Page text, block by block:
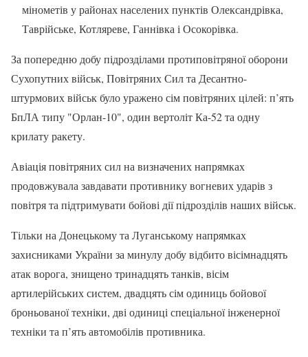
мінометів у районах населених пунктів Олександрівка,
Таврійське, Котляреве, Ганнівка і Осокорівка.
За попередню добу підрозділами протиповітряної оборони
Сухопутних військ, Повітряних Сил та Десантно-
штурмових військ було уражено сім повітряних цілей: п’ять
БпЛА типу "Орлан-10", один вертоліт Ка-52 та одну
крилату ракету.
Авіація повітряних сил на визначених напрямках
продовжувала завдавати противнику вогневих ударів з
повітря та підтримувати бойові дії підрозділів наших військ.
Тільки на Донецькому та Луганському напрямках
захисниками України за минулу добу відбито вісімнадцять
атак ворога, знищено тринадцять танків, вісім
артилерійських систем, двадцять сім одиниць бойової
броньованої техніки, дві одиниці спеціальної інженерної
техніки та п’ять автомобілів противника.